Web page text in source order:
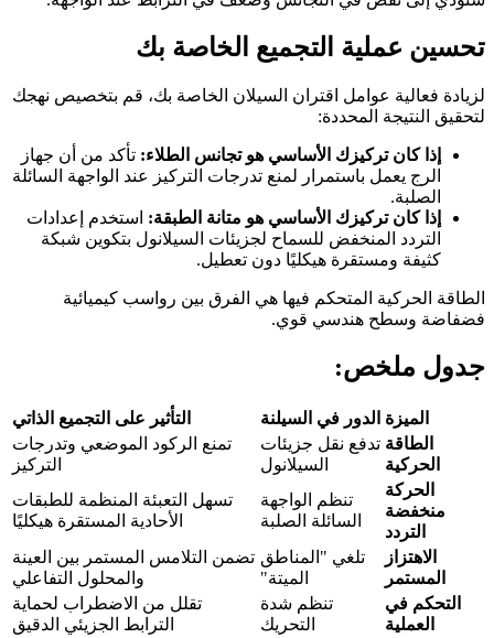
تحسين عملية التجميع الخاصة بك
لزيادة فعالية عوامل اقتران السيلان الخاصة بك، قم بتخصيص نهجك
لتحقيق النتيجة المحددة:
إذا كان تركيزك الأساسي هو تجانس الطلاء: تأكد من أن جهاز
الرج يعمل باستمرار لمنع تدرجات التركيز عند الواجهة السائلة
الصلبة.
إذا كان تركيزك الأساسي هو متانة الطبقة: استخدم إعدادات
التردد المنخفض للسماح لجزيئات السيلانول بتكوين شبكة
كثيفة ومستقرة هيكليًا دون تعطيل.
الطاقة الحركية المتحكم فيها هي الفرق بين رواسب كيميائية
فضفاضة وسطح هندسي قوي.
جدول ملخص:
الميزة الدور في السيلنة
التأثير على التجميع الذاتي
الطاقة
الحركية
تدفع نقل جزيئات
السيلانول
تمنع الركود الموضعي وتدرجات
التركيز
الحركة
منخفضة
التردد
تنظم الواجهة
السائلة الصلبة
تسهل التعبئة المنظمة للطبقات
الأحادية المستقرة هيكليًا
الاهتزاز
المستمر
تلغي "المناطق
الميتة"
تضمن التلامس المستمر بين العينة
والمحلول التفاعلي
التحكم في
العملية
تنظم شدة
التحريك
تقلل من الاضطراب لحماية
الترابط الجزيئي الدقيق